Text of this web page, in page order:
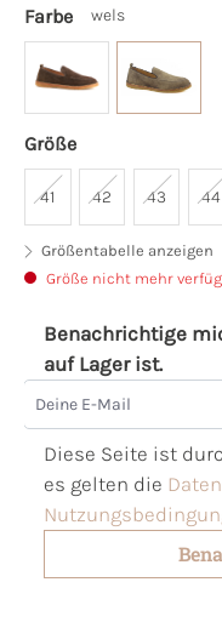
Farbe wels
Größe
41 42 43 44
Größentabelle anzeigen
Größe nicht mehr
Benachrichtige
auf Lager ist.
Deine E-Mail
Diese Seite ist
es gelten die